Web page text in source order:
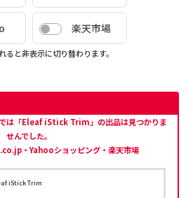
楽天市場
と非表示に切り替わります。
は「Eleaf iStick Trim」の出品は見つかりま
せんでした。
・Yahooショッピング・楽天市場
iStick Trim